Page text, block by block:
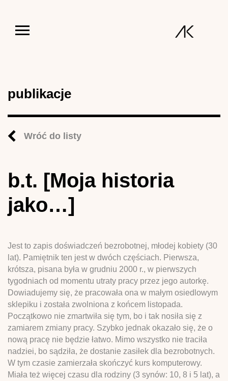
publikacje
Wróć do listy
b.t. [Moja historia
jako…]
Jest to zapis doświadczeń bezrobotnej, młodej kobiety (30
lat). Pamiętnik ten jest w dwóch częściach. Pierwsza,
krótsza, pisana była w grudniu 2000 r., w pierwszych
tygodniach od momentu utraty pracy przez jego autorkę.
Dowiadujemy się, że pracowała ona w małym osiedlowym
sklepiku i została zwolniona z końcem listopada.
Początkowo nie zmartwiła się tym, bo i tak nosiła się z
zamiarem zmiany pracy. Szybko jednak okazało się, że o
nową pracę nie będzie łatwo. Mimo wszystko nie traciła
nadziei, bo sądziła, że dostanie zasiłek dla bezrobotnych.
W tym czasie zamierzała skończyć kurs komputerowy.
Miała też więcej czasu dla rodziny (3 synów: 10, 8 i 5 lat), a